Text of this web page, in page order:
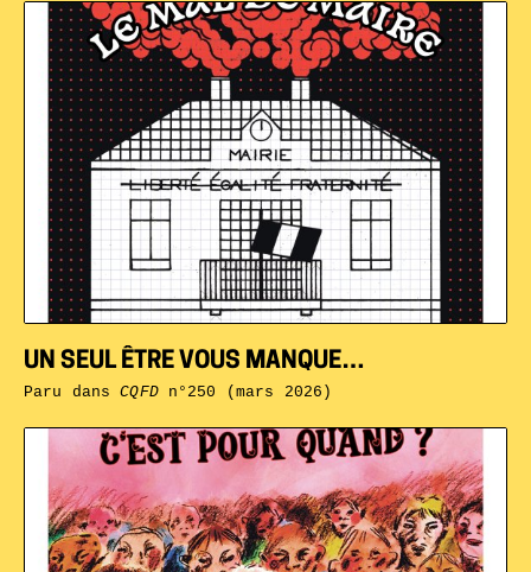
UN SEUL ÊTRE VOUS MANQUE…
Paru dansCQFDn°250 (mars 2026)